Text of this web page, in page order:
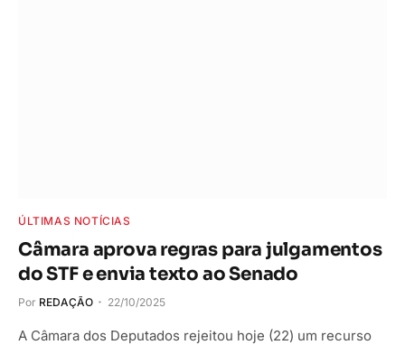
ÚLTIMAS NOTÍCIAS
Câmara aprova regras para julgamentos
do STF e envia texto ao Senado
Por REDAÇÃO 22/10/2025
A Câmara dos Deputados rejeitou hoje (22) um recurso